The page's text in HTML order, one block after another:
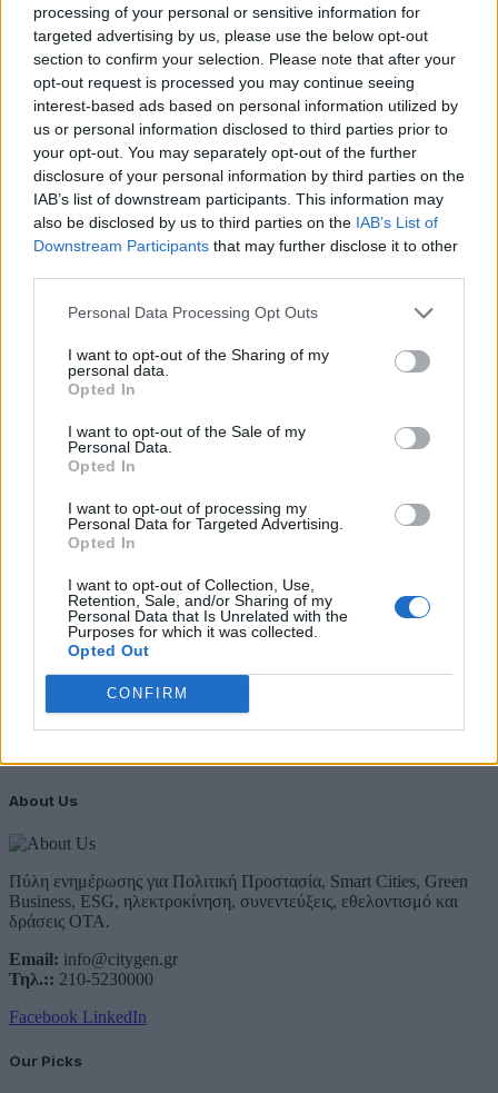
processing of your personal or sensitive information for
targeted advertising by us, please use the below opt-out
section to confirm your selection. Please note that after your
opt-out request is processed you may continue seeing
interest-based ads based on personal information utilized by
us or personal information disclosed to third parties prior to
your opt-out. You may separately opt-out of the further
disclosure of your personal information by third parties on the
IAB’s list of downstream participants. This information may
also be disclosed by us to third parties on the IAB’s List of
Downstream Participants that may further disclose it to other
Personal Data Processing Opt Outs
I want to opt-out of the Sharing of my
personal data.
Opted In
I want to opt-out of the Sale of my
Personal Data.
Opted In
I want to opt-out of processing my
Personal Data for Targeted Advertising.
Opted In
I want to opt-out of Collection, Use,
Retention, Sale, and/or Sharing of my
Personal Data that Is Unrelated with the
Purposes for which it was collected.
Opted Out
CONFIRM
Δικτύου Γαλάζιας Οικονομίας Δυτικής Ελλάδας
3 Αυγούστου 2026
Συντονισμένες δράσεις, κοινός στόχος: Ασφαλέστερες
μετακινήσεις για όλους
30 Ιουλίου 2026
ENDLESS EC: Δυναμική Ανάπτυξη με επίκεντρο τη
Βιωσιμότητα
30 Ιουλίου 2026
Συνεργασία της ΦΩΤΟΚΥΚΛΩΣΗ Α.Ε. με τον Δήμο
Μεγαρέων
29 Ιουλίου 2026
Περιφέρεια Αττικής: Υπεγράφη η σύμβαση κατασκευής
του εσωτερικού δικτύου αποχέτευσης Παιανίας
29 Ιουλίου 2026
Newsletter Citygen.gr
Λάβετε όλα τα τελευταία νέα από τον χώρο της Πολιτικής
Προστασίας, του ESG, του Green Business και των ΟΤΑ
Συμφωνώ με την Πολιτική Δεδομένων
About Us
Πύλη ενημέρωσης για Πολιτική Προστασία, Smart Cities, Green
Business, ESG, ηλεκτροκίνηση, συνεντεύξεις, εθελοντισμό και
δράσεις ΟΤΑ.
Email: info@citygen.gr
Τηλ.:: 210-5230000
Facebook LinkedIn
Our Picks